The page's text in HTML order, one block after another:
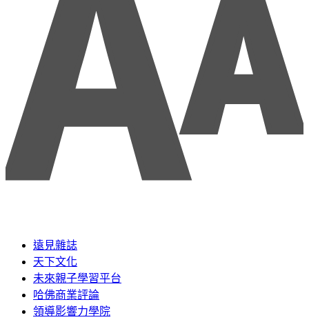
遠見雜誌
天下文化
未來親子學習平台
哈佛商業評論
領導影響力學院